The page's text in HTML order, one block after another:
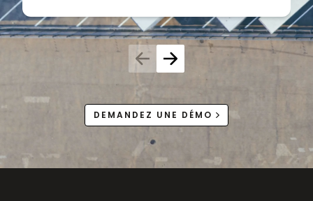
DEMANDEZ UNE DÉMO